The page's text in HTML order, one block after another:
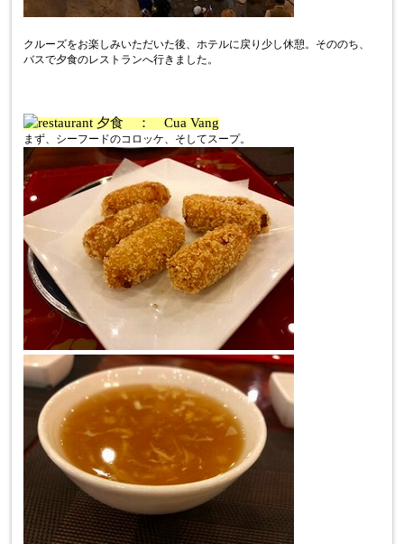
クルーズをお楽しみいただいた後、ホテルに戻り少し休憩。そののち、
バスで夕食のレストランへ行きました。
夕食 ： Cua Vang
まず、シーフードのコロッケ、そしてスープ。